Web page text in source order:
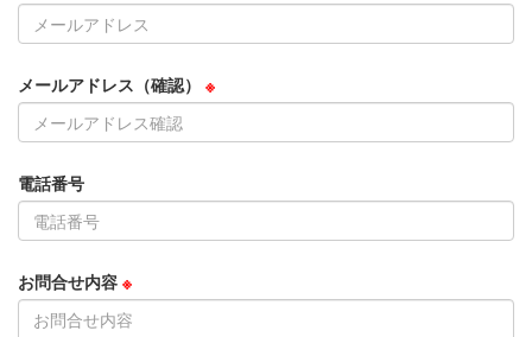
メールアドレス（確認） ※
電話番号
お問合せ内容 ※